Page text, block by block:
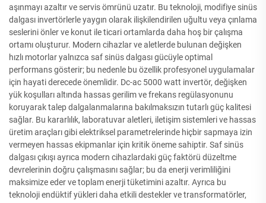
aşınmayı azaltır ve servis ömrünü uzatır. Bu teknoloji, modifiye sinüs
dalgası invertörlerle yaygın olarak ilişkilendirilen uğultu veya çınlama
seslerini önler ve konut ile ticari ortamlarda daha hoş bir çalışma
ortamı oluşturur. Modern cihazlar ve aletlerde bulunan değişken
hızlı motorlar yalnızca saf sinüs dalgası gücüyle optimal
performans gösterir; bu nedenle bu özellik profesyonel uygulamalar
için hayati derecede önemlidir. Dc-ac 5000 watt invertör, değişken
yük koşulları altında hassas gerilim ve frekans regülasyonunu
koruyarak talep dalgalanmalarına bakılmaksızın tutarlı güç kalitesi
sağlar. Bu kararlılık, laboratuvar aletleri, iletişim sistemleri ve hassas
üretim araçları gibi elektriksel parametrelerinde hiçbir sapmaya izin
vermeyen hassas ekipmanlar için kritik öneme sahiptir. Saf sinüs
dalgası çıkışı ayrıca modern cihazlardaki güç faktörü düzeltme
devrelerinin doğru çalışmasını sağlar; bu da enerji verimliliğini
maksimize eder ve toplam enerji tüketimini azaltır. Ayrıca bu
teknoloji endüktif yükleri daha etkili destekler ve transformatörler,